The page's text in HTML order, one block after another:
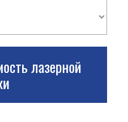
лазерной